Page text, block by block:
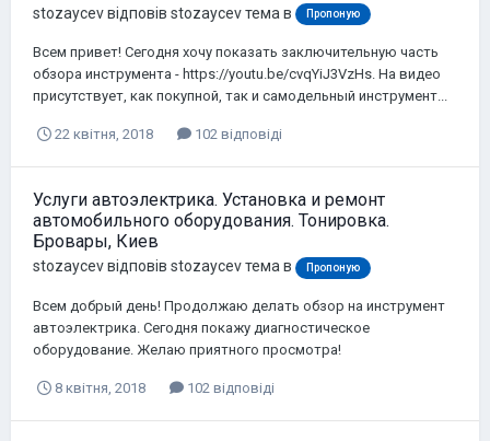
stozaycevвідповів stozaycevтема в Пропоную
Всем привет! Сегодня хочу показать заключительную часть
обзора инструмента - https://youtu.be/cvqYiJ3VzHs. На видео
присутствует, как покупной, так и самодельный инструмент...
22 квітня, 2018 102 відповіді
Услуги автоэлектрика. Установка и ремонт
автомобильного оборудования. Тонировка.
Бровары, Киев
stozaycevвідповів stozaycevтема в Пропоную
Всем добрый день! Продолжаю делать обзор на инструмент
автоэлектрика. Сегодня покажу диагностическое
оборудование. Желаю приятного просмотра!
8 квітня, 2018 102 відповіді